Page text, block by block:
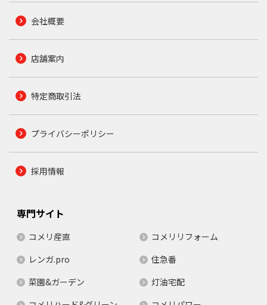
会社概要
店舗案内
特定商取引法
プライバシーポリシー
採用情報
専門サイト
コメリ産直
コメリリフォーム
レンガ.pro
住急番
菜園&ガーデン
灯油宅配